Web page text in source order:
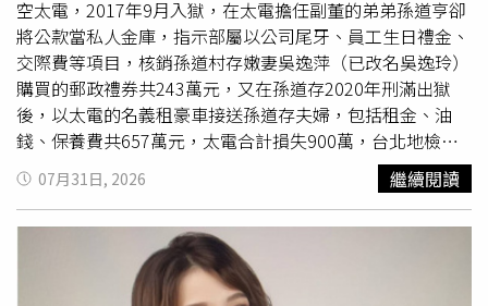
處，願意承擔所有責任。不過，後續經重新核算後，部分先
前已繳納的法人稅及加值稅被認定與此次追繳存在重複課稅
情形，因此獲得退還。據了解，車銀優最終實際繳納金額約
130億韓元，而非最初通知的逾200億韓元。目前租稅審判
程序已正式啟動，外界關注審判結果是否將影響國稅廳原有
課稅認定，也將成為韓國演藝圈近年備受矚目的稅務爭議案
件之一。
空太電，2017年9月入獄，在太電擔任副董的弟弟孫道亨卻
將公款當私人金庫，指示部屬以公司尾牙、員工生日禮金、
交際費等項目，核銷孫道村存嫩妻吳逸萍（已改名吳逸玲）
購買的郵政禮券共243萬元，又在孫道存2020年刑滿出獄
後，以太電的名義租豪車接送孫道存夫婦，包括租金、油
錢、保養費共657萬元，太電合計損失900萬，台北地檢署
今日偵結，以證交法的特別背信罪起訴孫道亨和時任太電協
理林世章。孫道存共有三段婚姻，孫芸芸是他和第二任妻子
何念慈所生，第三任妻子吳逸萍是孫道存國中同學的女兒，
兩人相差32歲、認識50天便閃婚，12年婚姻中孫道存大約2
年8個月都在坐牢，第一次是太電掏空案，2017年9月29日
發監執行，2020年1月1日出獄，第二次則是基金會公益侵
07月31日, 2026 繼續閱讀